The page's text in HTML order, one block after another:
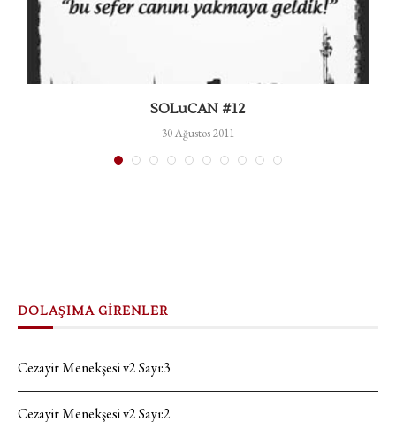
SOLuCAN #12
30 Ağustos 2011
DOLAŞIMA GİRENLER
Cezayir Menekşesi v2 Sayı:3
Cezayir Menekşesi v2 Sayı:2